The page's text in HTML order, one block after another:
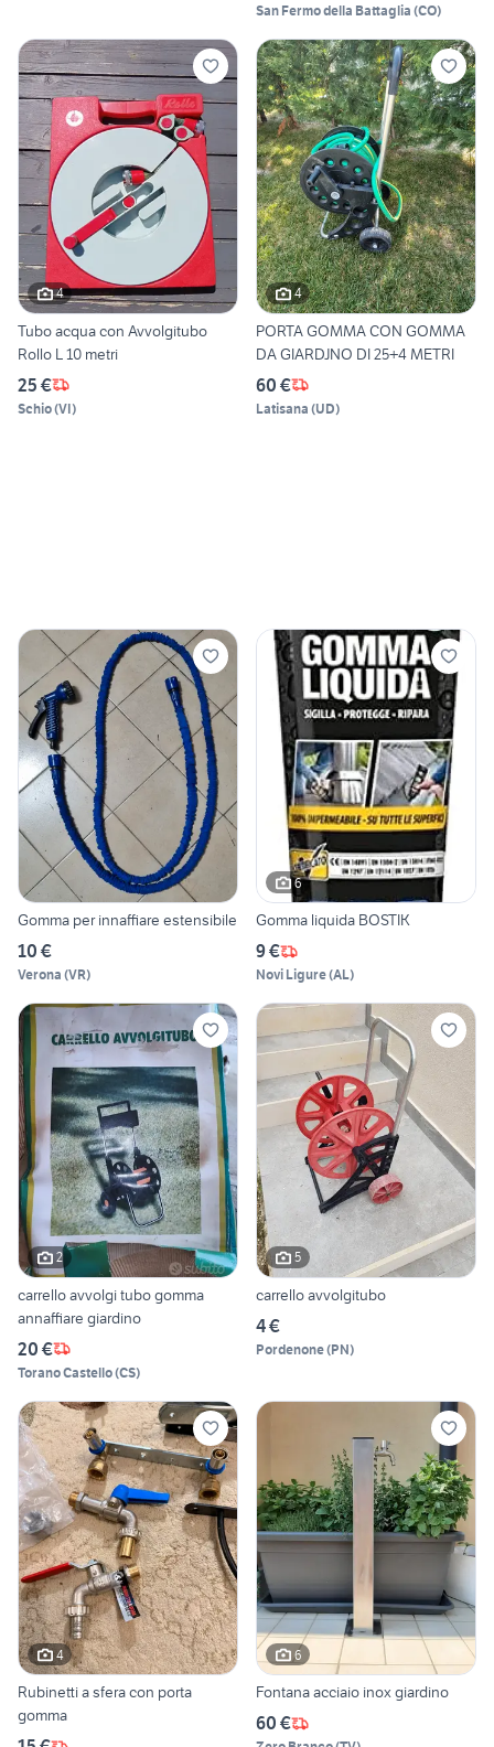
San Fermo della Battaglia (CO)
4
Tubo acqua con Avvolgitubo
Rollo L 10 metri
25 €
Schio(VI)
4
PORTA GOMMA CON GOMMA
DA GIARDJNO DI 25+4 METRI
60 €
Latisana (UD)
Gomma per innaffiare estensibile
10 €
Verona (VR)
6
Gomma liquida BOSTIK
9 €
Novi Ligure(AL)
2
carrello avvolgi tubo gomma
annaffiare giardino
20 €
Torano Castello(CS)
5
carrello avvolgitubo
4 €
Pordenone(PN)
4
Rubinetti a sfera con porta
gomma
6
Fontana acciaio inox giardino
60 €